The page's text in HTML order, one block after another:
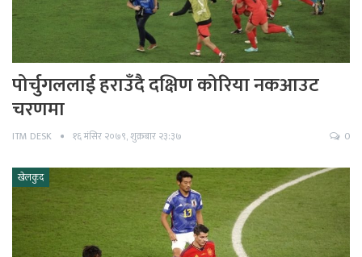
पोर्चुगललाई हराउँदै दक्षिण कोरिया नकआउट
चरणमा
ITM DESK १६ मंसिर २०७९, शुक्रबार २३:३७ 0
खेलकुद